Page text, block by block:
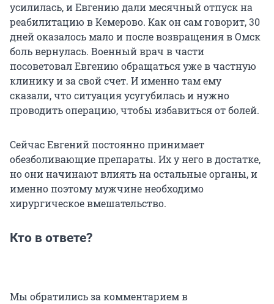
усилилась, и Евгению дали месячный отпуск на
реабилитацию в Кемерово. Как он сам говорит, 30
дней оказалось мало и после возвращения в Омск
боль вернулась. Военный врач в части
посоветовал Евгению обращаться уже в частную
клинику и за свой счет. И именно там ему
сказали, что ситуация усугубилась и нужно
проводить операцию, чтобы избавиться от болей.
Сейчас Евгений постоянно принимает
обезболивающие препараты. Их у него в достатке,
но они начинают влиять на остальные органы, и
именно поэтому мужчине необходимо
хирургическое вмешательство.
Кто в ответе?
Мы обратились за комментарием в